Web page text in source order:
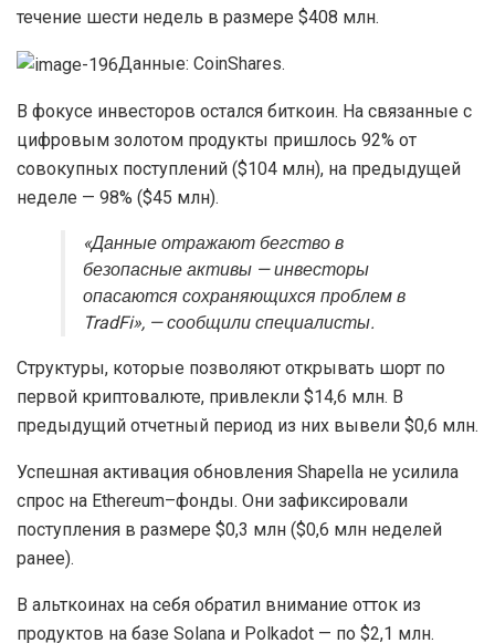
течение шести недель в размере $408 млн.
Данные: CoinShares.
В фокусе инвесторов остался биткоин. На связанные с
цифровым золотом продукты пришлось 92% от
совокупных поступлений ($104 млн), на предыдущей
неделе — 98% ($45 млн).
«Данные отражают бегство в
безопасные активы — инвесторы
опасаются сохраняющихся проблем в
TradFi», — сообщили специалисты.
Структуры, которые позволяют открывать шорт по
первой криптовалюте, привлекли $14,6 млн. В
предыдущий отчетный период из них вывели $0,6 млн.
Успешная активация обновления Shapella не усилила
спрос на Ethereum–фонды. Они зафиксировали
поступления в размере $0,3 млн ($0,6 млн неделей
ранее).
В альткоинах на себя обратил внимание отток из
продуктов на базе Solana и Polkadot — по $2,1 млн.